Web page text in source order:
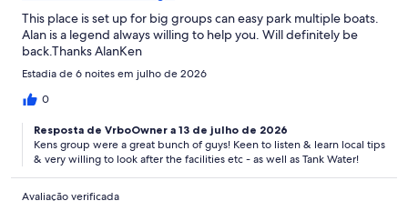
This place is set up for big groups can easy park multiple boats.
Alan is a legend always willing to help you. Will definitely be
back.Thanks AlanKen
Estadia de 6 noites em julho de 2026
0
Resposta de VrboOwner a 13 de julho de 2026
Kens group were a great bunch of guys! Keen to listen & learn local tips
& very willing to look after the facilities etc - as well as Tank Water!
Avaliação verificada